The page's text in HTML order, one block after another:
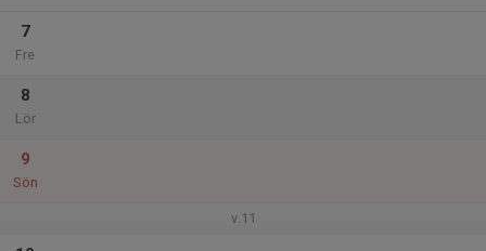
7
Fre
8
Lör
9
Sön
v.11